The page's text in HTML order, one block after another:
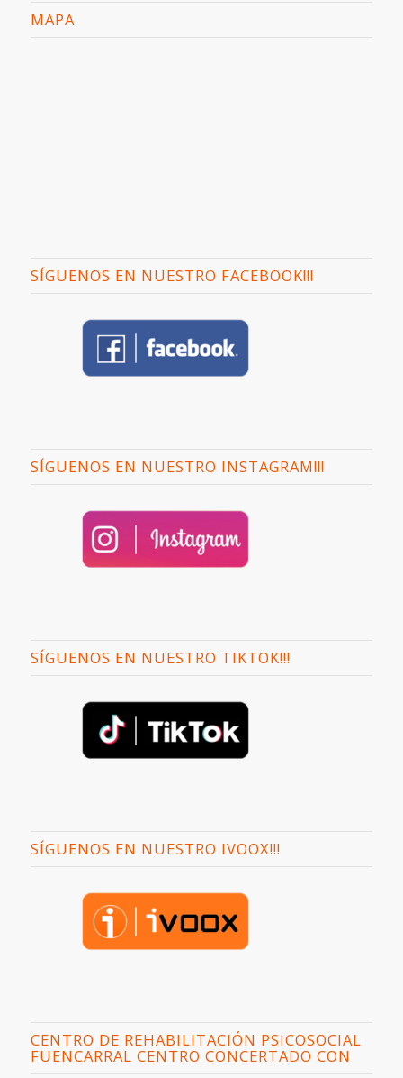
MAPA
SÍGUENOS EN NUESTRO FACEBOOK!!!
SÍGUENOS EN NUESTRO INSTAGRAM!!!
SÍGUENOS EN NUESTRO TIKTOK!!!
SÍGUENOS EN NUESTRO IVOOX!!!
CENTRO DE REHABILITACIÓN PSICOSOCIAL
FUENCARRAL CENTRO CONCERTADO CON